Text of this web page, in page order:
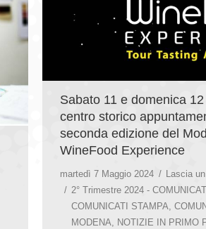
Sabato 11 e domenica
centro storico
seconda edizione del
WineFood Experience
martedì 7 Maggio 2024
Lascia
2° Trimestre 2024 -
COMUNICATI STAMPA,
MODENA, NOTIZIE IN PRIMO